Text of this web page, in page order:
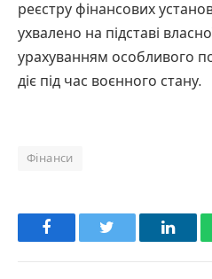
реєстру фінансових
ухвалено на підставі
урахуванням особливого
діє під час воєнного стану.
Фінанси
Facebook